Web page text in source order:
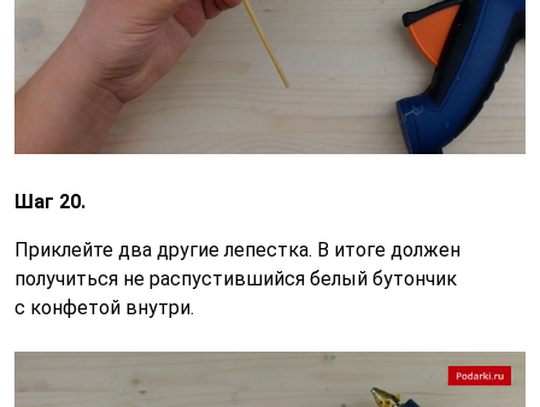
Шаг 20.
Приклейте два другие лепестка. В итоге должен
получиться не распустившийся белый бутончик
с конфетой внутри.